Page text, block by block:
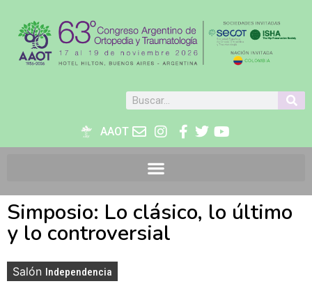
AAOT
Simposio: Lo clásico, lo último
y lo controversial
Salón Independencia